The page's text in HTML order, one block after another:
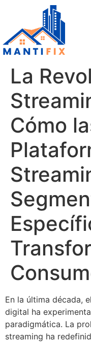
La
Cómo
En la última década,
digital ha
paradigmática. La
streaming ha